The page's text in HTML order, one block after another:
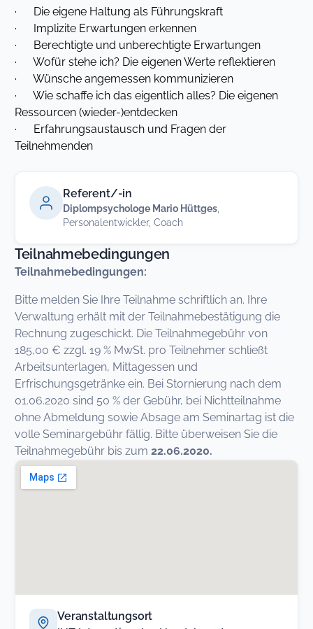
· Die eigene Haltung als Führungskraft
· Implizite Erwartungen erkennen
· Berechtigte und unberechtigte Erwartungen
· Wofür stehe ich? Die eigenen Werte reflektieren
· Wünsche angemessen kommunizieren
· Wie schaffe ich das eigentlich alles? Die eigenen
Ressourcen (wieder-)entdecken
· Erfahrungsaustausch und Fragen der
Teilnehmenden
Referent/-in
Diplompsychologe Mario Hüttges
Personalentwickler, Coach
Teilnahmebedingungen
Teilnahmebedingungen:
Bitte melden Sie Ihre Teilnahme schriftlich an. Ihre
Verwaltung erhält mit der Teilnahmebestätigung die
Rechnung zugeschickt. Die Teilnahmegebühr von
185,00 € zzgl. 19 % MwSt. pro Teilnehmer schließt
Arbeitsunterlagen, Mittagessen und
Erfrischungsgetränke ein. Bei Stornierung nach dem
01.06.2020 sind 50 % der Gebühr, bei Nichtteilnahme
ohne Abmeldung sowie Absage am Seminartag ist die
volle Seminargebühr fällig. Bitte überweisen Sie die
Teilnahmegebühr bis zum 22.06.2020.
Veranstaltungsort